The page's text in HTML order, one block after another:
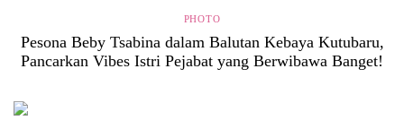
PHOTO
Pesona Beby Tsabina dalam Balutan Kebaya Kutubaru,
Pancarkan Vibes Istri Pejabat yang Berwibawa Banget!